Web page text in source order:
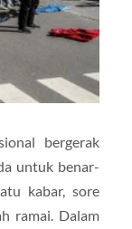
bergerak
untuk benar-
kabar, sore
ramai. Dalam